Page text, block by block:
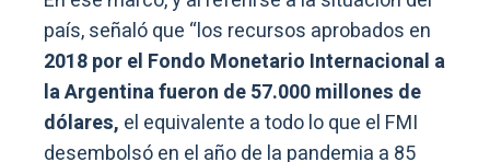
país, señaló que “los recursos aprobados en
2018 por el Fondo Monetario Internacional a
la Argentina fueron de 57.000 millones de
dólares, el equivalente a todo lo que el FMI
desembolsó en el año de la pandemia a 85